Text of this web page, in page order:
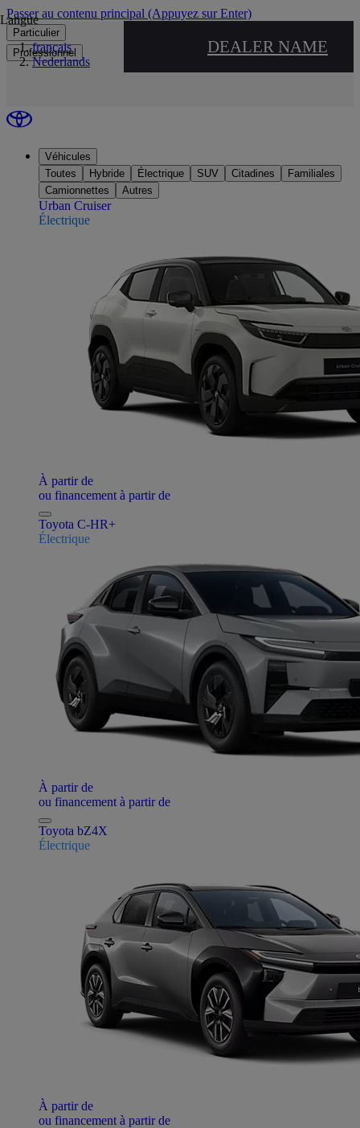
Passer au contenu principal (Appuyez sur Enter)
Particulier
Professionnel
DEALER NAME
Véhicules
Toutes
Hybride Électrique SUV Citadines
Familiales
Camionnettes
Autres
Urban Cruiser
Électrique
À partir de
ou financement à partir de
Toyota C-HR+
Électrique
À partir de
ou financement à partir de
Toyota bZ4X
Électrique
À partir de
ou financement à partir de
Langue
français
Nederlands